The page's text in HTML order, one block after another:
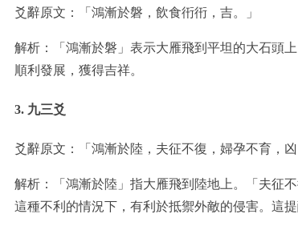
爻辭原文：「鴻漸於磐，飲食衎衎，吉。」
解析：「鴻漸於磐」表示大雁飛到平坦的大石頭
順利發展，獲得吉祥。
3. 九三爻
爻辭原文：「鴻漸於陸，夫征不復，婦孕不育，凶
解析：「鴻漸於陸」指大雁飛到陸地上。「夫征
這種不利的情況下，有利於抵禦外敵的侵害。這